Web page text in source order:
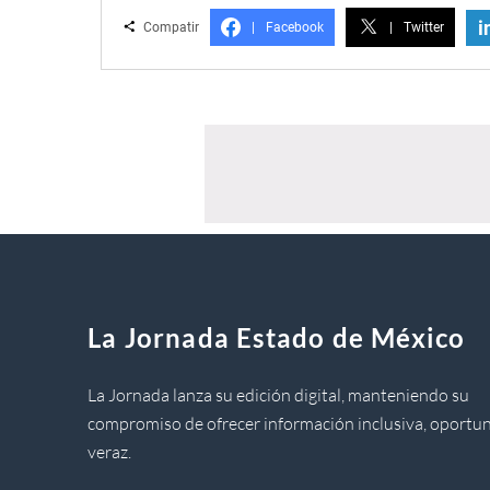
Compatir Facebook Twitter
La Jornada Estado de México
La Jornada lanza su edición digital, manteniendo su
compromiso de ofrecer información inclusiva,
veraz.